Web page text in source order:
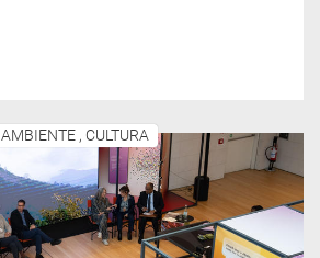
AMBIENTE , CULTURA